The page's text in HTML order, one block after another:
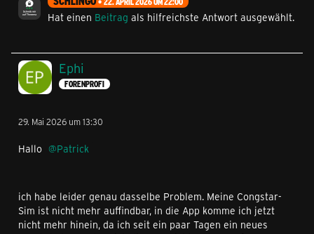
Hat einen Beitrag als hilfreichste Antwort ausgewählt.
Ephi
FORENPROFI
29. Mai 2026 um 13:30
Hallo Patrick
ich habe leider genau dasselbe Problem. Meine Congstar-
Sim ist nicht mehr auffindbar, in die App komme ich jetzt
nicht mehr hinein, da ich seit ein paar Tagen ein neues